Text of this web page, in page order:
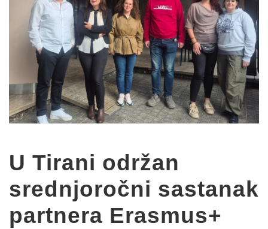
U Tirani održan
srednjoročni sastanak
partnera Erasmus+